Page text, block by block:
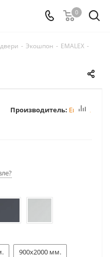
0
- Экошпон - EMALEX -
Производитель: Emalex
900x2000 мм.